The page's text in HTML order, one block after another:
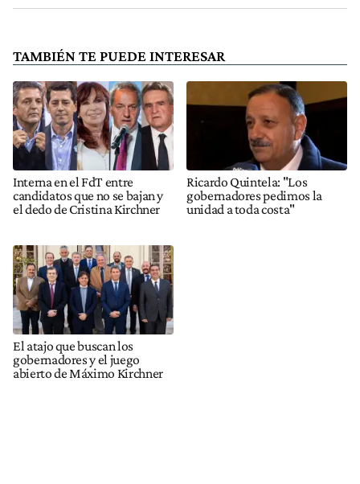
TAMBIÉN TE PUEDE INTERESAR
Interna en el FdT entre
candidatos que no se bajan y
el dedo de Cristina Kirchner
Ricardo Quintela: "Los
gobernadores pedimos la
unidad a toda costa"
El atajo que buscan los
gobernadores y el juego
abierto de Máximo Kirchner